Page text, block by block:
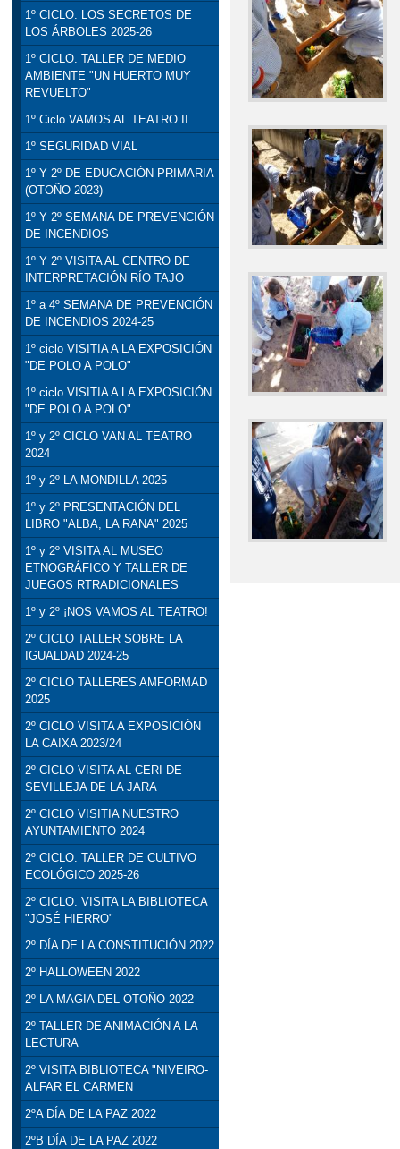
1º CICLO. LOS SECRETOS DE
LOS ÁRBOLES 2025-26
1º CICLO. TALLER DE MEDIO
AMBIENTE "UN HUERTO MUY
REVUELTO"
1º Ciclo VAMOS AL TEATRO II
1º SEGURIDAD VIAL
1º Y 2º DE EDUCACIÓN PRIMARIA
(OTOÑO 2023)
1º Y 2º SEMANA DE PREVENCIÓN
DE INCENDIOS
1º Y 2º VISITA AL CENTRO DE
INTERPRETACIÓN RÍO TAJO
1º a 4º SEMANA DE PREVENCIÓN
DE INCENDIOS 2024-25
1º ciclo VISITIA A LA EXPOSICIÓN
"DE POLO A POLO"
1º ciclo VISITIA A LA EXPOSICIÓN
"DE POLO A POLO"
1º y 2º CICLO VAN AL TEATRO
2024
1º y 2º LA MONDILLA 2025
1º y 2º PRESENTACIÓN DEL
LIBRO "ALBA, LA RANA" 2025
1º y 2º VISITA AL MUSEO
ETNOGRÁFICO Y TALLER DE
JUEGOS RTRADICIONALES
1º y 2º ¡NOS VAMOS AL TEATRO!
2º CICLO TALLER SOBRE LA
IGUALDAD 2024-25
2º CICLO TALLERES AMFORMAD
2025
2º CICLO VISITA A EXPOSICIÓN
LA CAIXA 2023/24
2º CICLO VISITA AL CERI DE
SEVILLEJA DE LA JARA
2º CICLO VISITIA NUESTRO
AYUNTAMIENTO 2024
2º CICLO. TALLER DE CULTIVO
ECOLÓGICO 2025-26
2º CICLO. VISITA LA BIBLIOTECA
"JOSÉ HIERRO"
2º DÍA DE LA CONSTITUCIÓN 2022
2º HALLOWEEN 2022
2º LA MAGIA DEL OTOÑO 2022
2º TALLER DE ANIMACIÓN A LA
LECTURA
2º VISITA BIBLIOTECA "NIVEIRO-
ALFAR EL CARMEN
2ºA DÍA DE LA PAZ 2022
2ºB DÍA DE LA PAZ 2022